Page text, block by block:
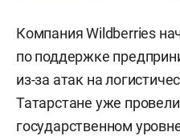
Компания Wildberries
по поддержке
из-за атак на
Татарстане уже
государственном